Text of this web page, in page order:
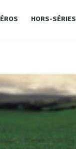
HORS-SÉRIES